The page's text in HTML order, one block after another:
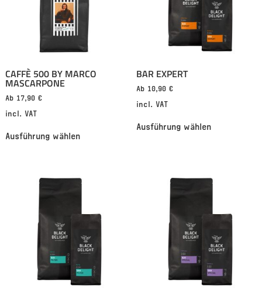
CAFFÈ 500 BY MARCO
MASCARPONE
Ab 17,90 €
incl. VAT
Ausführung wählen
BAR EXPERT
Ab 10,90 €
incl. VAT
Ausführung wählen